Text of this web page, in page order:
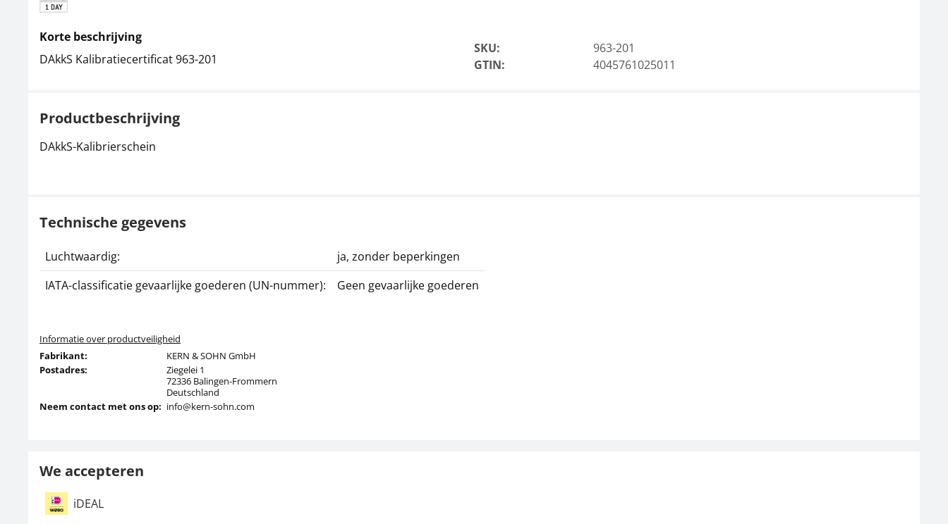
Korte beschrijving
DAkkS Kalibratiecertificat 963-201
SKU:
963-201
GTIN:
4045761025011
Productbeschrijving
DAkkS-Kalibrierschein
Technische gegevens
Luchtwaardig:
ja, zonder beperkingen
IATA-classificatie gevaarlijke goederen (UN-nummer):
Geen gevaarlijke goederen
Informatie over productveiligheid
Fabrikant:
KERN & SOHN GmbH
Postadres:
Ziegelei 1
72336 Balingen-Frommern
Deutschland
Neem contact met ons op: info@kern-sohn.com
We accepteren
iDEAL